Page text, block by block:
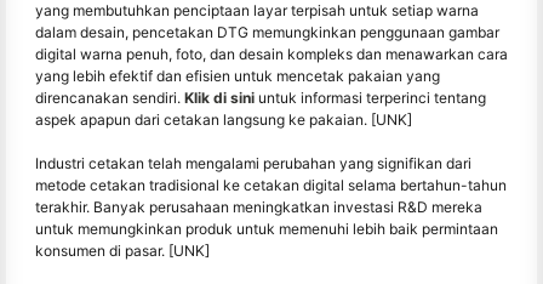
yang membutuhkan penciptaan layar terpisah untuk setiap warna
dalam desain, pencetakan DTG memungkinkan penggunaan gambar
digital warna penuh, foto, dan desain kompleks dan menawarkan cara
yang lebih efektif dan efisien untuk mencetak pakaian yang
direncanakan sendiri. Klik di sini untuk informasi terperinci tentang
aspek apapun dari cetakan langsung ke pakaian. [UNK]
Industri cetakan telah mengalami perubahan yang signifikan dari
metode cetakan tradisional ke cetakan digital selama bertahun-tahun
terakhir. Banyak perusahaan meningkatkan investasi R&D mereka
untuk memungkinkan produk untuk memenuhi lebih baik permintaan
konsumen di pasar. [UNK]